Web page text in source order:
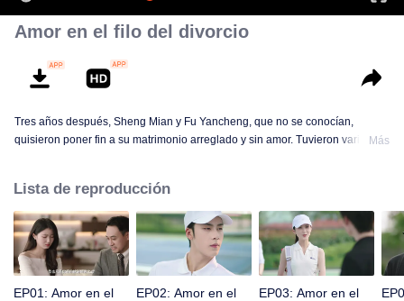
Amor en el filo del divorcio
Tres años después, Sheng Mian y Fu Yancheng, que no se conocían,
quisieron poner fin a su matrimonio arreglado y sin amor. Tuvieron varias
más debido a expresiones emocionales equivocadas. Fu Yancheng
realmente se arrepintió cuando se enteró de que Sheng Mian era Penny y
estaba embarazada. Hizo todo lo posible para recuperarla. Finalmente
aclararon todo, se enamoraron y decidieron pasar el resto de sus vidas
juntos.
Más
Lista de reproducción
EP01: Amor en el
EP02: Amor en el
EP03: Amor en el